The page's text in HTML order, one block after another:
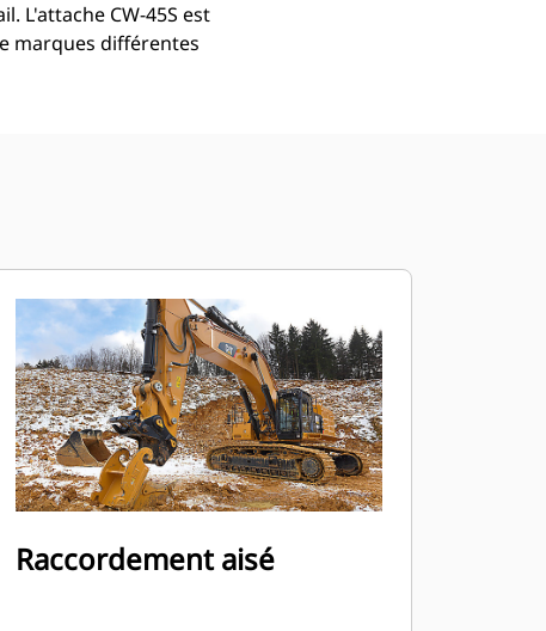
L'attache CW-45S est
marques différentes
Raccordement aisé